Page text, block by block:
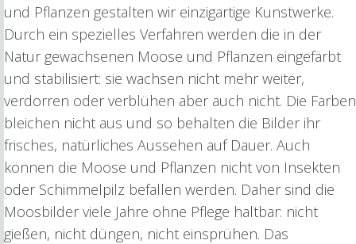
und Pflanzen gestalten wir einzigartige Kunstwerke.
Durch ein spezielles Verfahren werden die in der
Natur gewachsenen Moose und Pflanzen eingefärbt
und stabilisiert: sie wachsen nicht mehr weiter,
verdorren oder verblühen aber auch nicht. Die Farben
bleichen nicht aus und so behalten die Bilder ihr
frisches, natürliches Aussehen auf Dauer. Auch
können die Moose und Pflanzen nicht von Insekten
oder Schimmelpilz befallen werden. Daher sind die
Moosbilder viele Jahre ohne Pflege haltbar: nicht
gießen, nicht düngen, nicht einsprühen. Das